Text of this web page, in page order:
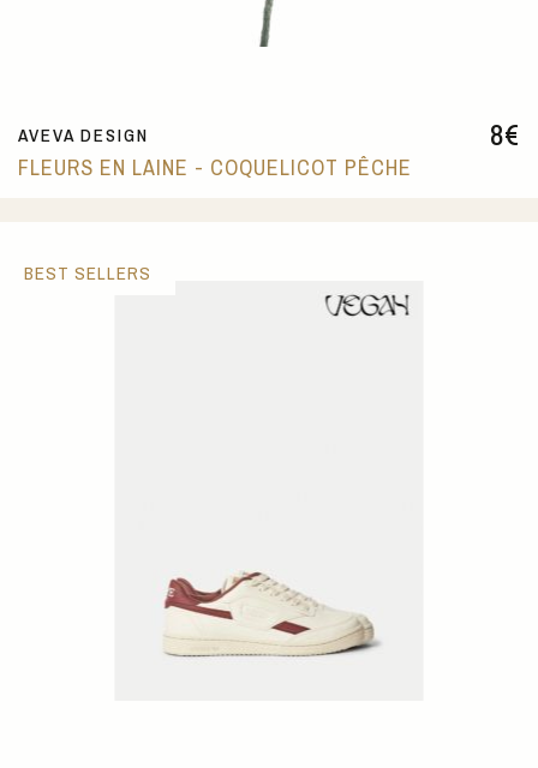
8€
AVEVA DESIGN
FLEURS EN LAINE - COQUELICOT PÊCHE
BEST SELLERS